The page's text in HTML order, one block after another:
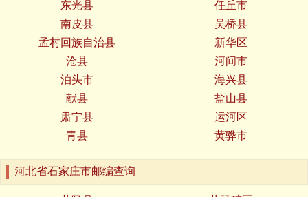
东光县
任丘市
南皮县
吴桥县
孟村回族自治县
新华区
沧县
河间市
泊头市
海兴县
献县
盐山县
肃宁县
运河区
青县
黄骅市
河北省石家庄市邮编查询